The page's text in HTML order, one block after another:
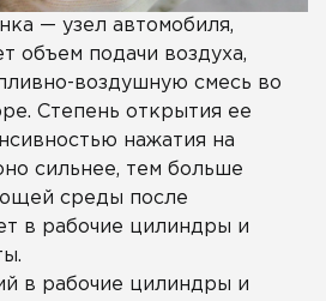
— узел автомобиля,
объем подачи воздуха,
воздушную смесь во
Степень открытия ее
нажатия на
сильнее, тем больше
среды после
в рабочие цилиндры и
в рабочие цилиндры и